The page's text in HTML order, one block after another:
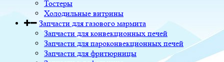
Тостеры
Холодильные витрины
Запчасти для газового мармита
Запчасти для конвекционных печей
Запчасти для пароконвекционных печей
Запчасти для фритюрницы